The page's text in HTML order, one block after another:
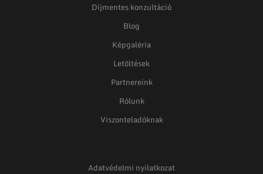
Díjmentes konzultáció
Blog
Képgaléria
Letöltések
Partnereink
Rólunk
Viszonteladóknak
Adatvédelmi nyilatkozat